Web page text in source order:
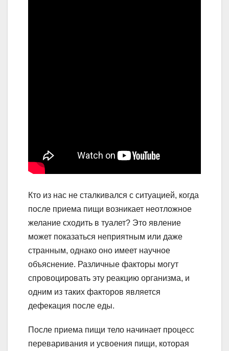
Кто из нас не сталкивался с ситуацией, когда
после приема пищи возникает неотложное
желание сходить в туалет? Это явление
может показаться неприятным или даже
странным, однако оно имеет научное
объяснение. Различные факторы могут
спровоцировать эту реакцию организма, и
одним из таких факторов является
дефекация после еды.
После приема пищи тело начинает процесс
переваривания и усвоения пищи, которая